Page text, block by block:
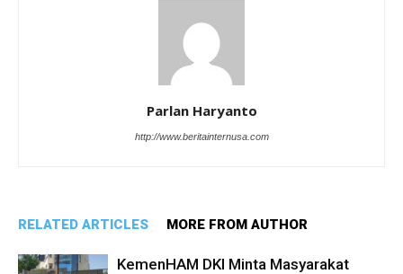
Parlan Haryanto
http://www.beritainternusa.com
RELATED ARTICLES MORE FROM AUTHOR
KemenHAM DKI Minta Masyarakat